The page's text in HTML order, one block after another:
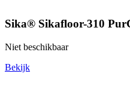
Sika® Sikafloor-310
Niet beschikbaar
Bekijk